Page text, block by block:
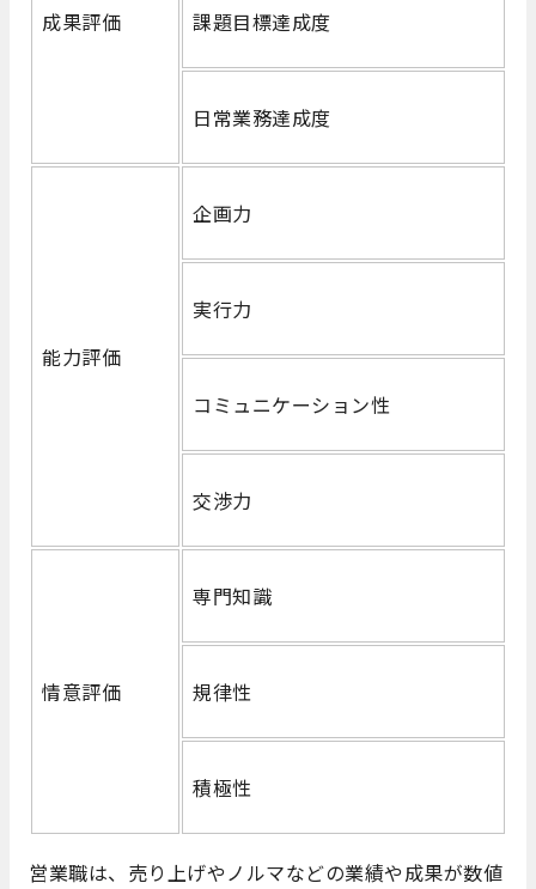
成果評価 課題目標達成度
日常業務達成度
能力評価
企画力
実行力
コミュニケーション性
交渉力
情意評価
専門知識
規律性
積極性
営業職は、売り上げやノルマなどの業績や成果が数値